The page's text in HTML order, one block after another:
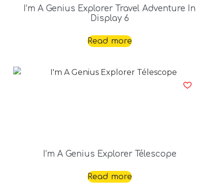
I’m A Genius Explorer Travel Adventure In
Display 6
Read more
I’m A Genius Explorer Télescope
Read more